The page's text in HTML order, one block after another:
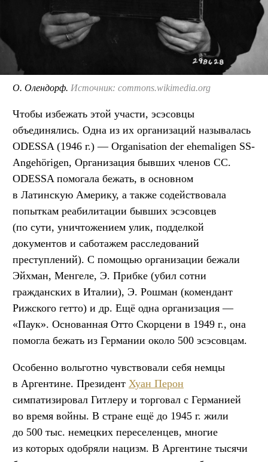
О. Олендорф. Источник: commons.wikimedia.org
Чтобы избежать этой участи, эсэсовцы
объединялись. Одна из их организаций называлась
ODESSA (1946 г.) — Organisation der ehemaligen SS-
Angehörigen, Организация бывших членов СС.
ODESSA помогала бежать, в основном
в Латинскую Америку, а также содействовала
попыткам реабилитации бывших эсэсовцев
(по сути, уничтожением улик, подделкой
документов и саботажем расследований
преступлений). С помощью организации бежали
Эйхман, Менгеле, Э. Прибке (убил сотни
гражданских в Италии), Э. Рошман (комендант
Рижского гетто) и др. Ещё одна организация —
«Паук». Основанная Отто Скорцени в 1949 г., она
помогла бежать из Германии около 500 эсэсовцам.
Особенно вольготно чувствовали себя немцы
в Аргентине. Президент Хуан Перон
симпатизировал Гитлеру и торговал с Германией
во время войны. В стране ещё до 1945 г. жили
до 500 тыс. немецких переселенцев, многие
из которых одобряли нацизм. В Аргентине тысячи